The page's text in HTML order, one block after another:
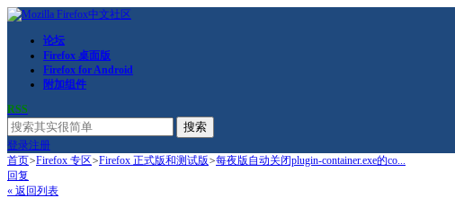
论坛
Firefox 桌面版
Firefox for Android
附加组件
RSS
搜索
登录注册
首页>Firefox 专区>Firefox 正式版和测试版>每夜版自动关闭plugin-container.exe的co...
回复
« 返回列表